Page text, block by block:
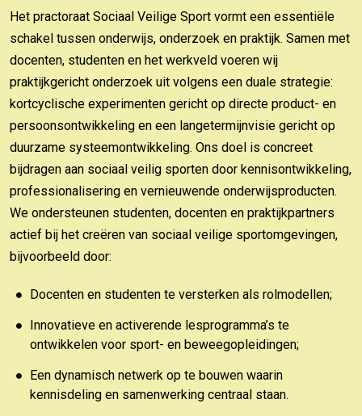
Het practoraat Sociaal Veilige Sport vormt een essentiële
schakel tussen onderwijs, onderzoek en praktijk. Samen met
docenten, studenten en het werkveld voeren wij
praktijkgericht onderzoek uit volgens een duale strategie:
kortcyclische experimenten gericht op directe product- en
persoonsontwikkeling en een langetermijnvisie gericht op
duurzame systeemontwikkeling. Ons doel is concreet
bijdragen aan sociaal veilig sporten door kennisontwikkeling,
professionalisering en vernieuwende onderwijsproducten.
We ondersteunen studenten, docenten en praktijkpartners
actief bij het creëren van sociaal veilige sportomgevingen,
bijvoorbeeld door:
Docenten en studenten te versterken als rolmodellen;
Innovatieve en activerende lesprogramma’s te
ontwikkelen voor sport- en beweegopleidingen;
Een dynamisch netwerk op te bouwen waarin
kennisdeling en samenwerking centraal staan.